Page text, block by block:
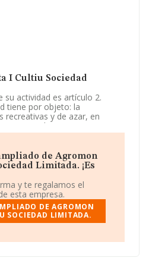
I Cultiu Sociedad
su actividad es artículo 2.
tiene por objeto: la
recreativas y de azar, en
y el mantenimiento y
(cnae objeto principal 92.00).
está registrada como
CNAE: 9200 - 'Actividades de
La compañía no tiene
I Cultiu Sociedad
tiene domicilio fiscal en
núm. 1 2 5, (46980),
de Agromon
Limitada. ¡Es
y te regalamos el
esta empresa.
DE AGROMON
SOCIEDAD LIMITADA.